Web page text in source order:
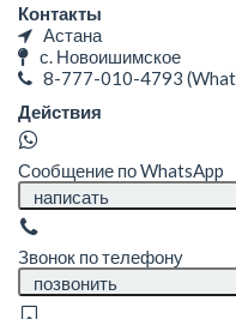
Контакты
Астана
с. Новоишимское
8-777-010-4793
Действия
Сообщение по WhatsApp
написать
Звонок по телефону
позвонить